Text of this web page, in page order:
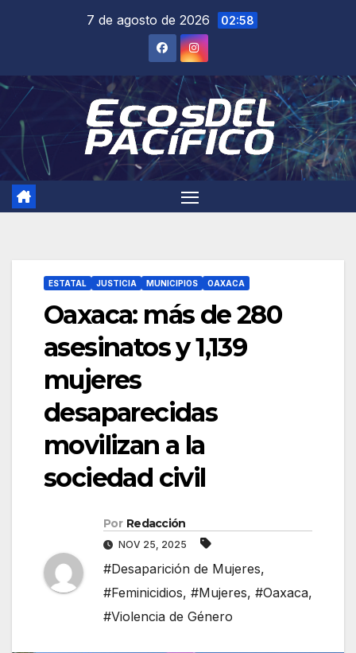
7 de agosto de 2026 02:58
ESTATAL JUSTICIA MUNICIPIOS OAXACA
Oaxaca: más de 280
asesinatos y 1,139
mujeres
desaparecidas
movilizan a la
sociedad civil
Por Redacción
NOV 25, 2025
#Desaparición de Mujeres,
#Feminicidios, #Mujeres, #Oaxaca,
#Violencia de Género